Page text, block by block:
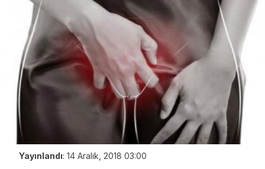
Yayınlandı: 14 Aralık, 2018 03:00